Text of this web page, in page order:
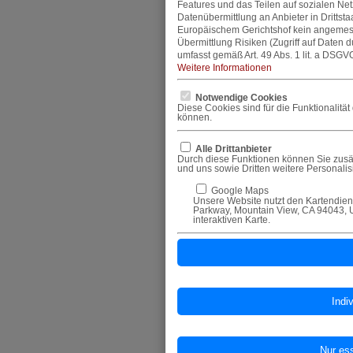
Features und das Teilen auf sozialen
Datenübermittlung an Anbieter in
Europäischem Gerichtshof kein
Übermittlung Risiken (Zugriff auf Daten
umfasst gemäß Art. 49 Abs. 1 lit. a
Weitere Informationen
Notwendige Cookies
Diese Cookies sind für die
können.
Alle Drittanbieter
Durch diese Funktionen können Sie
und uns sowie Dritten weitere
Google Maps
Unsere Website nutzt den
Parkway, Mountain View, CA
interaktiven Karte.